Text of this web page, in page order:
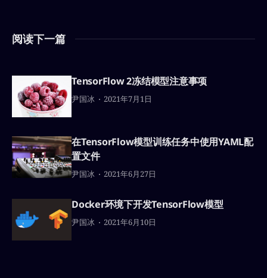
阅读下一篇
TensorFlow 2冻结模型注意事项
尹国冰 2021年7月1日
在TensorFlow模型训练任务中使用YAML配
置文件
尹国冰 2021年6月27日
Docker环境下开发TensorFlow模型
尹国冰 2021年6月10日